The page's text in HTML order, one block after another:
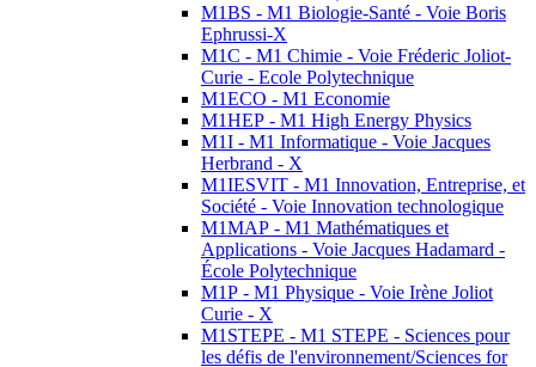
M1BS - M1 Biologie-Santé - Voie Boris
Ephrussi-X
M1C - M1 Chimie - Voie Fréderic Joliot-
Curie - Ecole Polytechnique
M1ECO - M1 Economie
M1HEP - M1 High Energy Physics
M1I - M1 Informatique - Voie Jacques
Herbrand - X
M1IESVIT - M1 Innovation, Entreprise, et
Société - Voie Innovation technologique
M1MAP - M1 Mathématiques et
Applications - Voie Jacques Hadamard -
École Polytechnique
M1P - M1 Physique - Voie Irène Joliot
Curie - X
M1STEPE - M1 STEPE - Sciences pour
les défis de l'environnement/Sciences for